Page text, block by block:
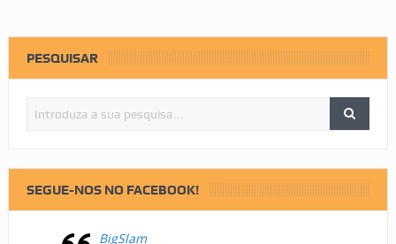
PESQUISAR
SEGUE-NOS NO FACEBOOK!
BigSlam